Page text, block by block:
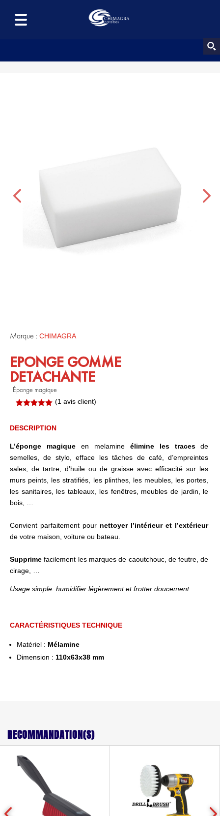
Marque : CHIMAGRA
EPONGE GOMME
DETACHANTE
Éponge magique
basé sur
(1 avis client)
DESCRIPTION
L’éponge magiqueen melamineélimine les tracesde
semelles, de stylo, efface les tâches de café, d’empreintes
sales, de tartre, d’huile ou de graisse avec efficacité sur les
murs peints, les stratifiés, les plinthes, les meubles, les portes,
les sanitaires, les tableaux, les fenêtres, meubles de jardin, le
bois, …
Convient parfaitement pour nettoyer l’intérieur et l’extérieur
de votre maison, voiture ou bateau.
Supprime facilement les marques de caoutchouc, de feutre, de
cirage, …
Usage simple: humidifier légèrement et frotter doucement
CARACTÉRISTIQUES TECHNIQUE
Matériel : Mélamine
Dimension : 110x63x38 mm
RECOMMANDATION(S)